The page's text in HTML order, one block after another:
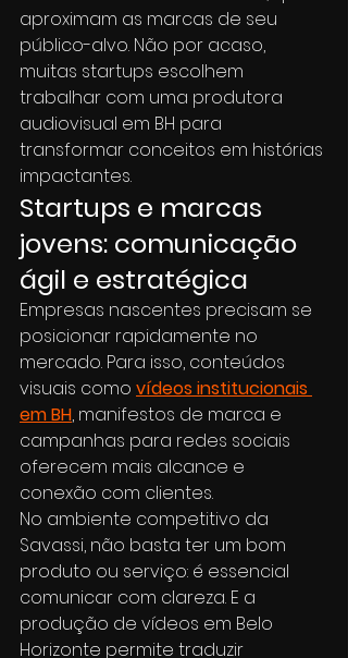
aproximam as marcas de seu
público-alvo. Não por acaso,
muitas startups escolhem
trabalhar com uma produtora
audiovisual em BH para
transformar conceitos em histórias
impactantes.
Startups e marcas
jovens: comunicação
ágil e estratégica
Empresas nascentes precisam se
posicionar rapidamente no
mercado. Para isso, conteúdos
visuais como vídeos institucionais
em BH, manifestos de marca e
campanhas para redes sociais
oferecem mais alcance e
conexão com clientes.
No ambiente competitivo da
Savassi, não basta ter um bom
produto ou serviço: é essencial
comunicar com clareza. E a
produção de vídeos em Belo
Horizonte permite traduzir